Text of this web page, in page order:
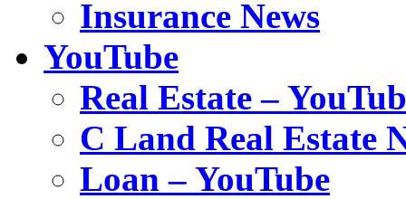
Insurance News
YouTube
Real Estate –
C Land Real Estate
Loan – YouTube